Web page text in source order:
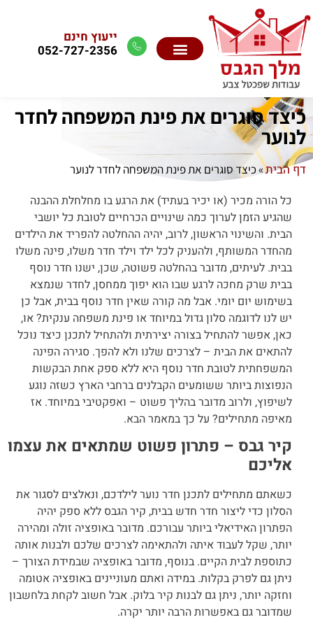
ייעוץ חינם
052-727-2356
כיצד סוגרים את פינת המשפחה לחדר
לנוער
דף הבית»כיצד סוגרים את פינת המשפחה לחדר לנוער
כל הורה מכיר (או יכיר בעתיד) את הרגע בו מחלחלת ההבנה
שהגיע הזמן לערוך כמה שינויים הכרחיים לטובת כל יושבי
הבית. והשינוי הראשון, לרוב, יהיה ההחלטה להפריד את הילדים
מהחדר המשותף, ולהעניק לכל ילד וילד חדר משלו, פינה משלו
בבית. לעיתים, מדובר בהחלטה פשוטה, שכן, ישנו חדר נוסף
בבית שרק מחכה לרגע שבו הוא יפוך ממחסן, לחדר שנמצא
בשימוש יום יומי. אבל מה קורה שאין חדר נוסף בבית, אבל כן
יש לנו לדוגמה סלון גדול במיוחד או פינת משפחה ענקית? או,
כאן, אפשר להתחיל בצורה יצירתית ולהתחיל לתכנן כיצד נוכל
להתאים את הבית – לצרכים שלנו ולא להפך. סגירה הפינה
המשפחתית לטובת חדר נוסף היא ללא ספק אחת הבקשות
הנפוצות ביותר ששומעים הקבלנים ברחבי הארץ כשזה נוגע
לשיפוץ, ולרוב מדובר בהליך פשוט – ואפקטיבי במיוחד. אז
מאיפה מתחילים? על כך במאמר הבא.
קיר גבס – פתרון פשוט שמתאים את עצמו
אליכם
כשאתם מתחילים לתכנן חדר נוער לילדכם, ונאלצים לסגור את
הסלון כדי ליצור חדר חדש בבית, קיר הגבס ללא ספק יהיה
הפתרון האידיאלי ביותר עבורכם. מדובר באופציה זולה ומהירה
יותר, שקל לעבוד איתה ולהתאימה לצרכים שלכם ולבנות אותה
כתוספת לבית הקיים. בנוסף, מדובר באופציה שבמידת הצורך –
ניתן גם לפרק בקלות. במידה ואתם מעוניינים באופציה אטומה
וחזקה יותר, ניתן גם לבנות קיר בלוק. אבל חשוב לקחת בלחשבון
שמדובר גם באפשרות הרבה יותר יקרה.